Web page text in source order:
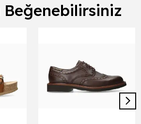
Beğenebilirsiniz